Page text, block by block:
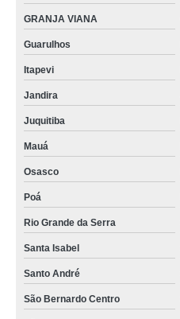
GRANJA VIANA
Guarulhos
Itapevi
Jandira
Juquitiba
Mauá
Osasco
Poá
Rio Grande da Serra
Santa Isabel
Santo André
São Bernardo Centro